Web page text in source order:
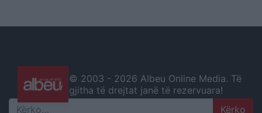
© 2003 - 2026 Albeu Online Media. Të
gjitha të drejtat janë të rezervuara!